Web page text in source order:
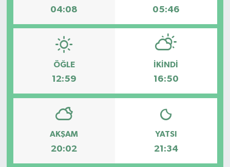
04:08 05:46
ÖĞLE
12:59
İKINDI
16:50
AKŞAM
20:02
YATSI
21:34